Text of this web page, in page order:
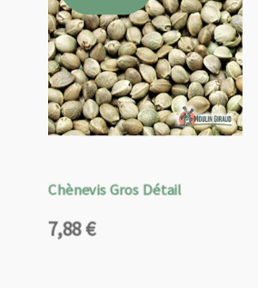
Chènevis Gros Détail
7,88€